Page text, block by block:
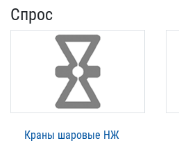
Спрос
Краны шаровые НЖ